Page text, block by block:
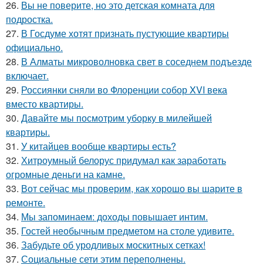
26. Вы не поверите, но это детская комната для
подростка.
27. В Госдуме хотят признать пустующие квартиры
официально.
28. В Алматы микроволновка свет в соседнем подъезде
включает.
29. Россиянки сняли во Флоренции собор XVI века
вместо квартиры.
30. Давайте мы посмотрим уборку в милейшей
квартиры.
31. У китайцев вообще квартиры есть?
32. Хитроумный белорус придумал как заработать
огромные деньги на камне.
33. Вот сейчас мы проверим, как хорошо вы шарите в
ремонте.
34. Мы запоминаем: доходы повышает интим.
35. Гостей необычным предметом на столе удивите.
36. Забудьте об уродливых москитных сетках!
37. Социальные сети этим переполнены.